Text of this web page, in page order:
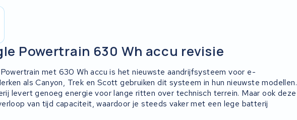
Powertrain 630 Wh accu revisie
met 630 Wh accu is het nieuwste aandrijfsysteem voor e-
als Canyon, Trek en Scott gebruiken dit systeem in hun nieuwste modellen.
levert genoeg energie voor lange ritten over technisch terrein. Maar ook deze
van tijd capaciteit, waardoor je steeds vaker met een lege batterij